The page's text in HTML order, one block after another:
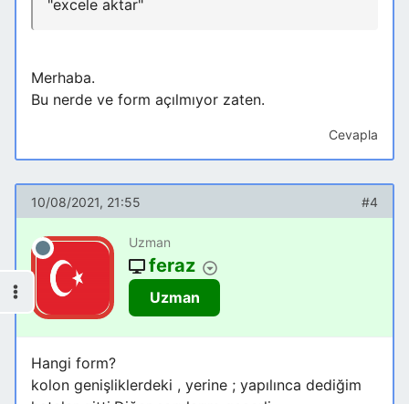
"excele aktar"
Merhaba.
Bu nerde ve form açılmıyor zaten.
Cevapla
10/08/2021, 21:55 #4
Uzman
feraz
Uzman
Hangi form?
kolon genişliklerdeki , yerine ; yapılınca dediğim